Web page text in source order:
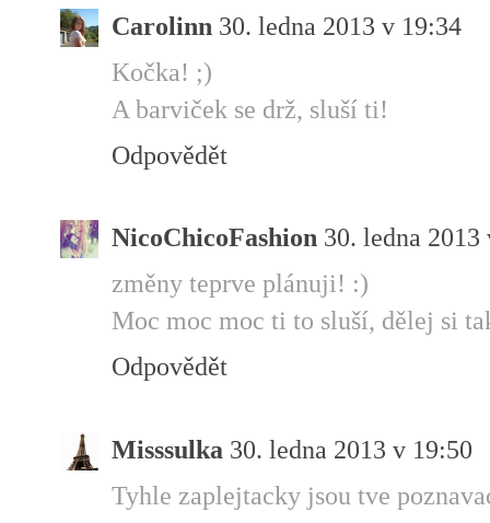
Carolinn 30. ledna 2013 v 19:34
Kočka! ;)
A barviček se drž, sluší ti!
Odpovědět
NicoChicoFashion 30. ledna 2013
změny teprve plánuji! :)
Moc moc moc ti to sluší, dělej si
Odpovědět
Misssulka 30. ledna 2013 v 19:50
Tyhle zaplejtacky jsou tve